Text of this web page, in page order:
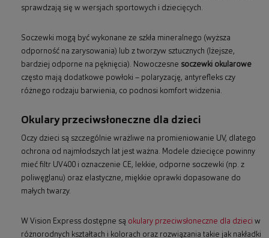
sprawdzają się w wersjach sportowych i dziecięcych.
Soczewki mogą być wykonane ze szkła mineralnego (wyższa
odporność na zarysowania) lub z tworzyw sztucznych (lżejsze,
bardziej odporne na pęknięcia). Nowoczesne soczewki okularowe
często mają dodatkowe powłoki – polaryzację, antyrefleks czy
różnego rodzaju barwienia, co podnosi komfort widzenia.
Okulary przeciwsłoneczne dla dzieci
Oczy dzieci są szczególnie wrażliwe na promieniowanie UV, dlatego
ochrona od najmłodszych lat jest ważna. Modele dziecięce powinny
mieć filtr UV400 i oznaczenie CE, lekkie, odporne soczewki (np. z
poliwęglanu) oraz elastyczne, miękkie oprawki dopasowane do
małych twarzy.
W Vision Express dostępne są okulary przeciwsłoneczne dla dzieci w
różnorodnych kształtach i kolorach oraz rozwiązania takie jak nakładki